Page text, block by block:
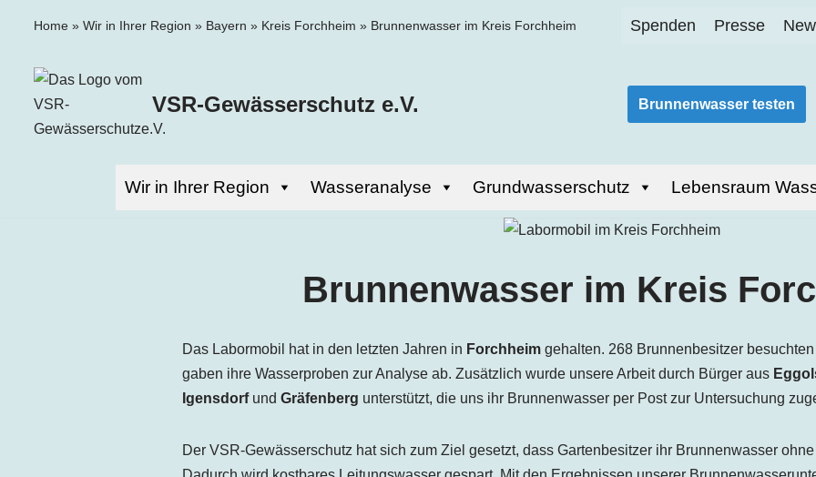
Inhalt
springen
Home » Wir in Ihrer Region » Bayern » Kreis Forchheim » Brunnenwasser im Kreis Forchheim Spenden Presse
VSR-Gewässerschutz e.V. Brunnenwasser testen
Wir in Ihrer Region Wasseranalyse Grundwasserschutz Lebensraum
Brunnenwasser im Kreis
Das Labormobil hat in den letzten Jahren in Forchheimgehalten. 268 Brunnenbesitzer
gaben ihre Wasserproben zur Analyse ab. Zusätzlich wurde unsere Arbeit durch Bürger aus
Igensdorfund Gräfenberg unterstützt, die uns ihr Brunnenwasser per Post zur Untersuchung
Der VSR-Gewässerschutz hat sich zum Ziel gesetzt, dass Gartenbesitzer ihr Brunnenwasser